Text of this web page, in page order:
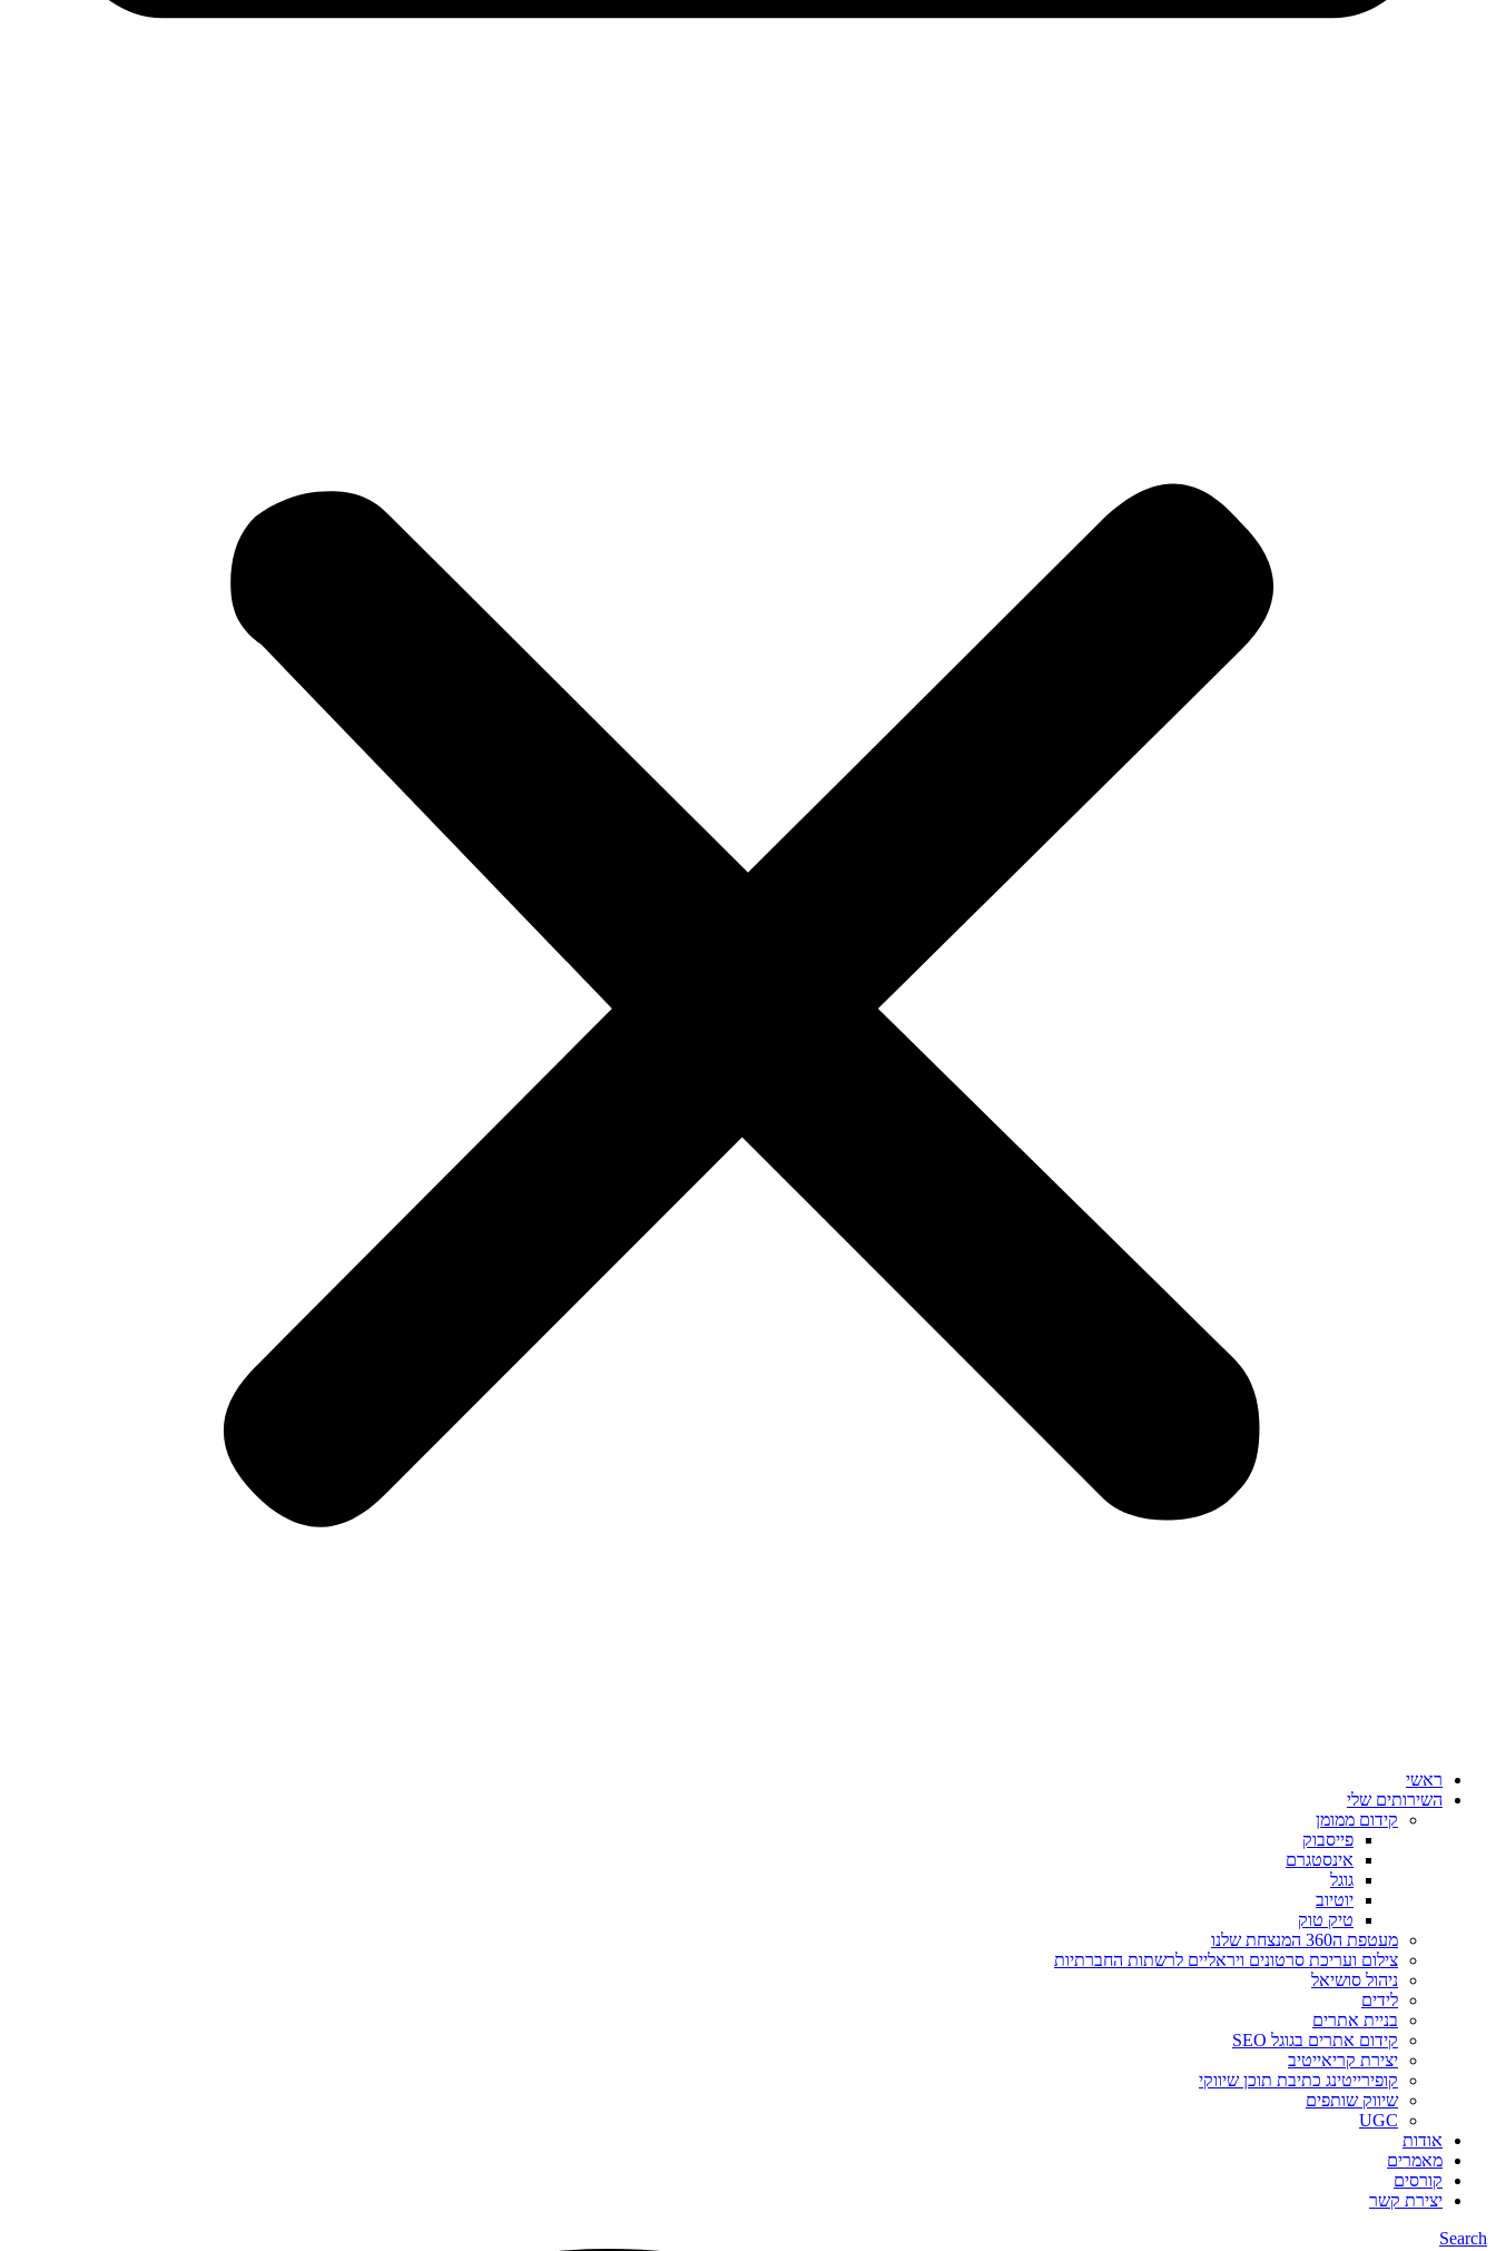
ראשי
השירותים שלי
קידום ממומן
פייסבוק
אינסטגרם
גוגל
יוטיוב
טיק טוק
מעטפת ה360 המנצחת שלנו
צילום ועריכת סרטונים ויראליים לרשתות החברתיות
ניהול סושיאל
לידים
בניית אתרים
קידום אתרים בגוגל SEO
יצירת קריאייטיב
קופירייטינג כתיבת תוכן שיווקי
שיווק שותפים
UGC
אודות
מאמרים
קורסים
יצירת קשר
Search